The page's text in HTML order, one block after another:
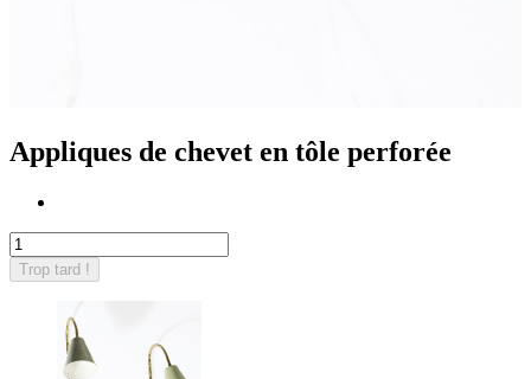
Appliques de chevet en tôle perforée
Trop tard !